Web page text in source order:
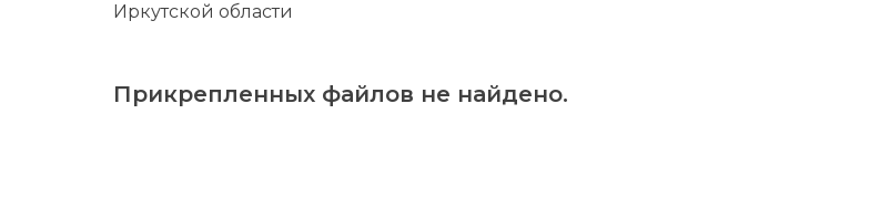
Иркутской области
Прикрепленных файлов не найдено.